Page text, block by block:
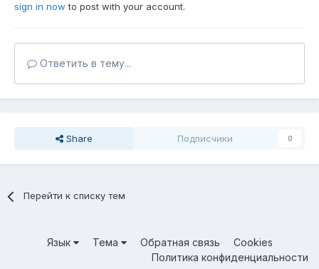
sign in now to post with your account.
Ответить в тему...
Share Подписчики 0
Перейти к списку тем
Язык Тема Обратная связь
Cookies
Политика конфиденциальности